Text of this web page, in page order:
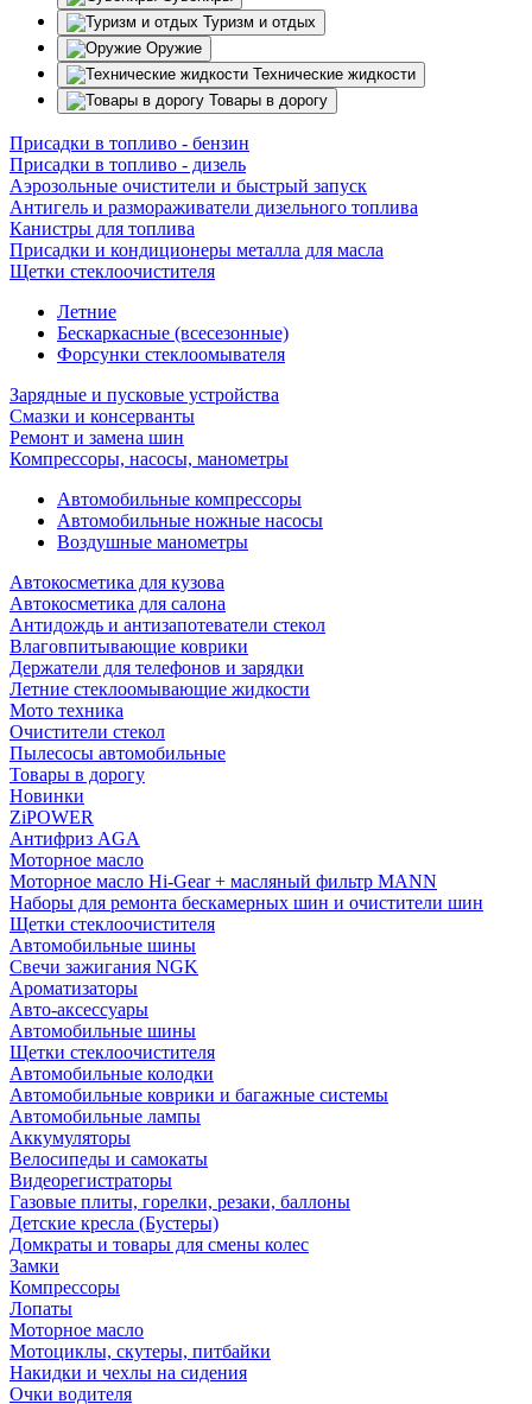
Туризм и отдых
Оружие
Технические жидкости
Товары в дорогу
Присадки в топливо - бензин
Присадки в топливо - дизель
Аэрозольные очистители и быстрый запуск
Антигель и размораживатели дизельного топлива
Канистры для топлива
Присадки и кондиционеры металла для масла
Щетки стеклоочистителя
Летние
Бескаркасные (всесезонные)
Форсунки стеклоомывателя
Зарядные и пусковые устройства
Смазки и консерванты
Ремонт и замена шин
Компрессоры, насосы, манометры
Автомобильные компрессоры
Автомобильные ножные насосы
Воздушные манометры
Автокосметика для кузова
Автокосметика для салона
Антидождь и антизапотеватели стекол
Влаговпитывающие коврики
Держатели для телефонов и зарядки
Летние стеклоомывающие жидкости
Мото техника
Очистители стекол
Пылесосы автомобильные
Товары в дорогу
Новинки
ZiPOWER
Антифриз AGA
Моторное масло
Моторное масло Hi-Gear + масляный фильтр MANN
Наборы для ремонта бескамерных шин и очистители шин
Щетки стеклоочистителя
Автомобильные шины
Свечи зажигания NGK
Ароматизаторы
Авто-аксессуары
Автомобильные шины
Щетки стеклоочистителя
Автомобильные колодки
Автомобильные коврики и багажные системы
Автомобильные лампы
Аккумуляторы
Велосипеды и самокаты
Видеорегистраторы
Газовые плиты, горелки, резаки, баллоны
Детские кресла (Бустеры)
Домкраты и товары для смены колес
Замки
Компрессоры
Лопаты
Моторное масло
Мотоциклы, скутеры, питбайки
Накидки и чехлы на сидения
Очки водителя